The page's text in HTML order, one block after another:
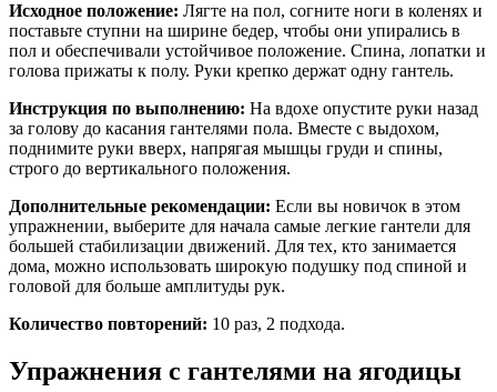
Исходное положение: Лягте на пол, согните ноги в коленях и
поставьте ступни на ширине бедер, чтобы они упирались в
пол и обеспечивали устойчивое положение. Спина, лопатки и
голова прижаты к полу. Руки крепко держат одну гантель.
Инструкция по выполнению: На вдохе опустите руки назад
за голову до касания гантелями пола. Вместе с выдохом,
поднимите руки вверх, напрягая мышцы груди и спины,
строго до вертикального положения.
Дополнительные рекомендации: Если вы новичок в этом
упражнении, выберите для начала самые легкие гантели для
большей стабилизации движений. Для тех, кто занимается
дома, можно использовать широкую подушку под спиной и
головой для больше амплитуды рук.
Количество повторений: 10 раз, 2 подхода.
Упражнения с гантелями на ягодицы